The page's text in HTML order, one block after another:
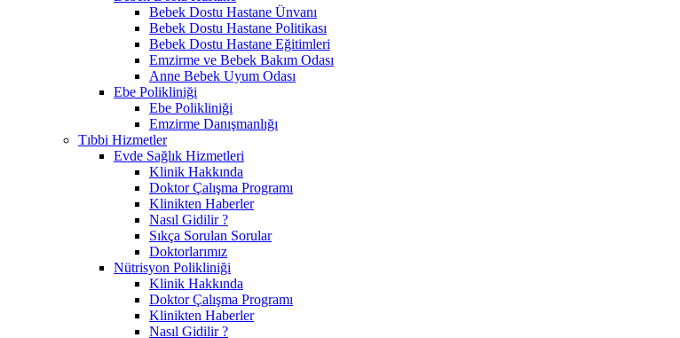
Bebek Dostu Hastane Ünvanı
Bebek Dostu Hastane Politikası
Bebek Dostu Hastane Eğitimleri
Emzirme ve Bebek Bakım Odası
Anne Bebek Uyum Odası
Ebe Polikliniği
Ebe Polikliniği
Emzirme Danışmanlığı
Tıbbi Hizmetler
Evde Sağlık Hizmetleri
Klinik Hakkında
Doktor Çalışma Programı
Klinikten Haberler
Nasıl Gidilir ?
Sıkça Sorulan Sorular
Doktorlarımız
Nütrisyon Polikliniği
Klinik Hakkında
Doktor Çalışma Programı
Klinikten Haberler
Nasıl Gidilir ?